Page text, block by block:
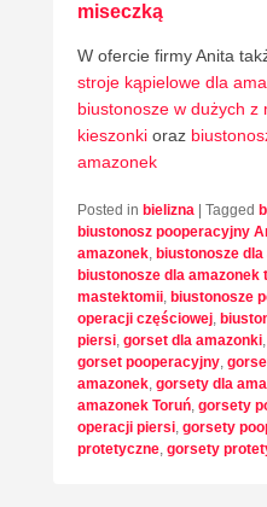
miseczką
W ofercie firmy Anita
stroje kąpielowe dla
biustonosze w dużych z
kieszonki oraz
amazonek
Posted in bielizna Tagged
biustonosz pooperacyjny
amazonek, biustonosze
biustonosze dla amazonek
mastektomii, biustonosze
operacji częściowej,
piersi, gorset dla amazonki,
gorset pooperacyjny,
amazonek, gorsety dla
amazonek Toruń, gorsety
operacji piersi, gorsety
protetyczne, gorsety